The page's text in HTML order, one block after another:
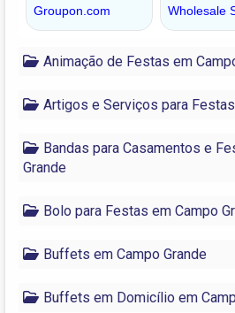
Animação de Festas em
Artigos e Serviços para
Bandas para Casamentos e
Grande
Bolo para Festas em Campo
Buffets em Campo Grande
Buffets em Domicílio em